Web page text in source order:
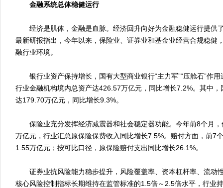
金融系统总体稳健运行
经济是肌体，金融是血脉。经济回升向好为金融稳健运行提供
最新研报指出，今年以来，保险业、证券业和基金业经营合规稳健
融行业环境。
银行业资产保持增长，国有大型商业银行“主力军”“压舱石”作用
行业金融机构境内总资产达426.57万亿元，同比增长7.2%。其中
达179.70万亿元，同比增长9.3%。
保险业充分发挥经济减震器和社会稳定器功能。今年前8个月，
万亿元，行业汇总原保险保费收入同比增长7.5%。赔付方面，前7
1.55万亿元；按可比口径，原保险赔付支出同比增长26.1%。
证券业抗风险能力稳步提升，风险覆盖率、资本杠杆率、流动
核心风险控制指标长期维持在监管标准的1.5倍～2.5倍水平，行业